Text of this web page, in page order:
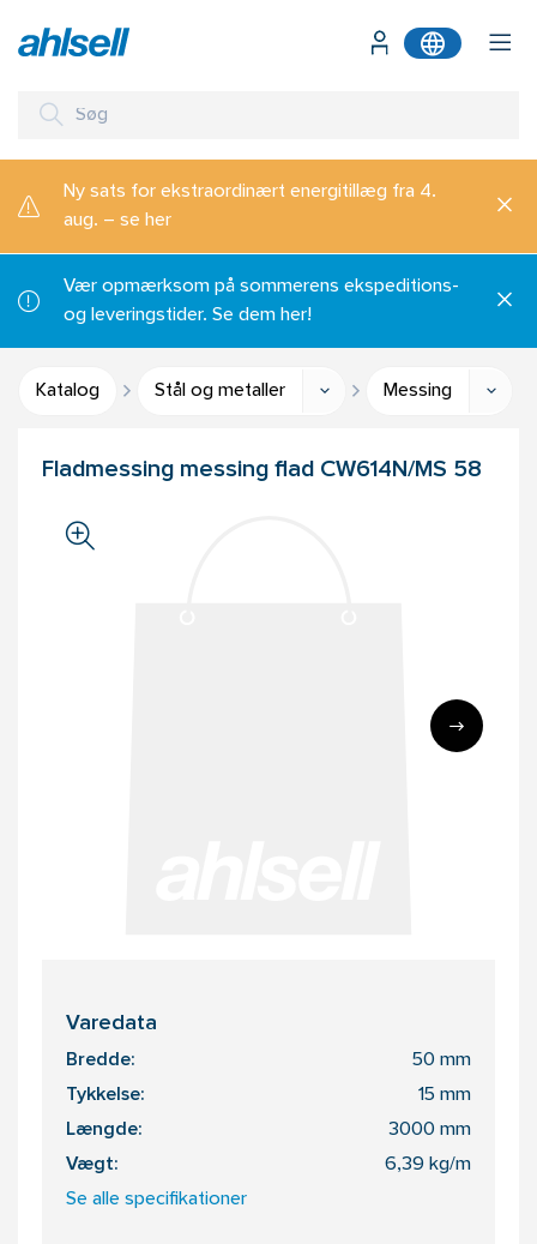
Ny sats for ekstraordinært energitillæg fra 4.
aug. – se her
Vær opmærksom på sommerens ekspeditions-
og leveringstider. Se dem her!
Katalog Stål og metaller Messing
Fladmessing messing flad CW614N/MS 58
Varedata
Bredde: 50 mm
Tykkelse: 15 mm
Længde: 3000 mm
Vægt: 6,39 kg/m
Se alle specifikationer